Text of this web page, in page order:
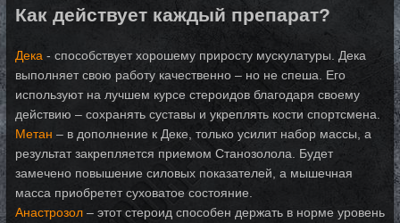
Как действует каждый препарат?
Дека - способствует хорошему приросту мускулатуры. Дека
выполняет свою работу качественно – но не спеша. Его
используют на лучшем курсе стероидов благодаря своему
действию – сохранять суставы и укреплять кости спортсмена.
Метан – в дополнение к Деке, только усилит набор массы, а
результат закрепляется приемом Станозолола. Будет
замечено повышение силовых показателей, а мышечная
масса приобретет суховатое состояние.
Анастрозол – этот стероид способен держать в норме уровень